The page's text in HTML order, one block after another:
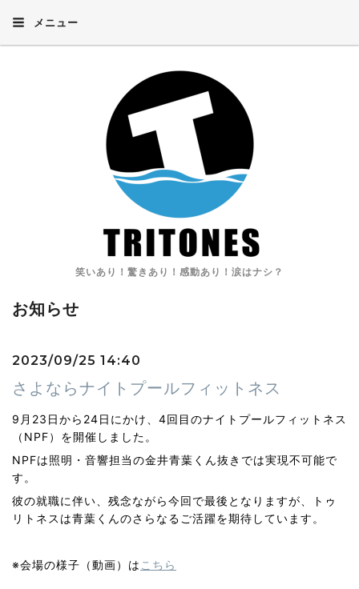
メニュー
笑いあり！驚きあり！感動あり！涙はナシ？
お知らせ
2023/09/25 14:40
さよならナイトプールフィットネス
9月23日から24日にかけ、4回目のナイトプールフィットネス
（NPF）を開催しました。
NPFは照明・音響担当の金井青葉くん抜きでは実現不可能で
す。
彼の就職に伴い、残念ながら今回で最後となりますが、
トゥ
リトネスは青葉くんのさらなるご活躍を期待しています。
※会場の様子（動画）は こちら